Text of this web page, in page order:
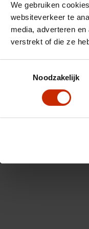
We gebruiken
websiteverkeer te
media, adverteren
verstrekt of die ze
Noodzakelijk